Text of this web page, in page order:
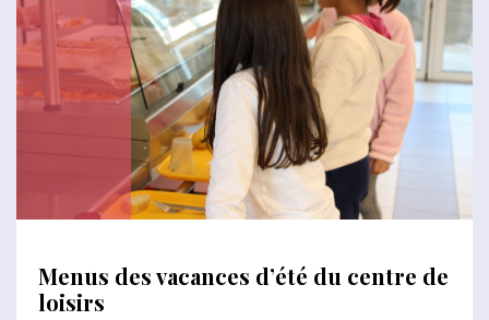
Menus des vacances d’été du centre de
loisirs